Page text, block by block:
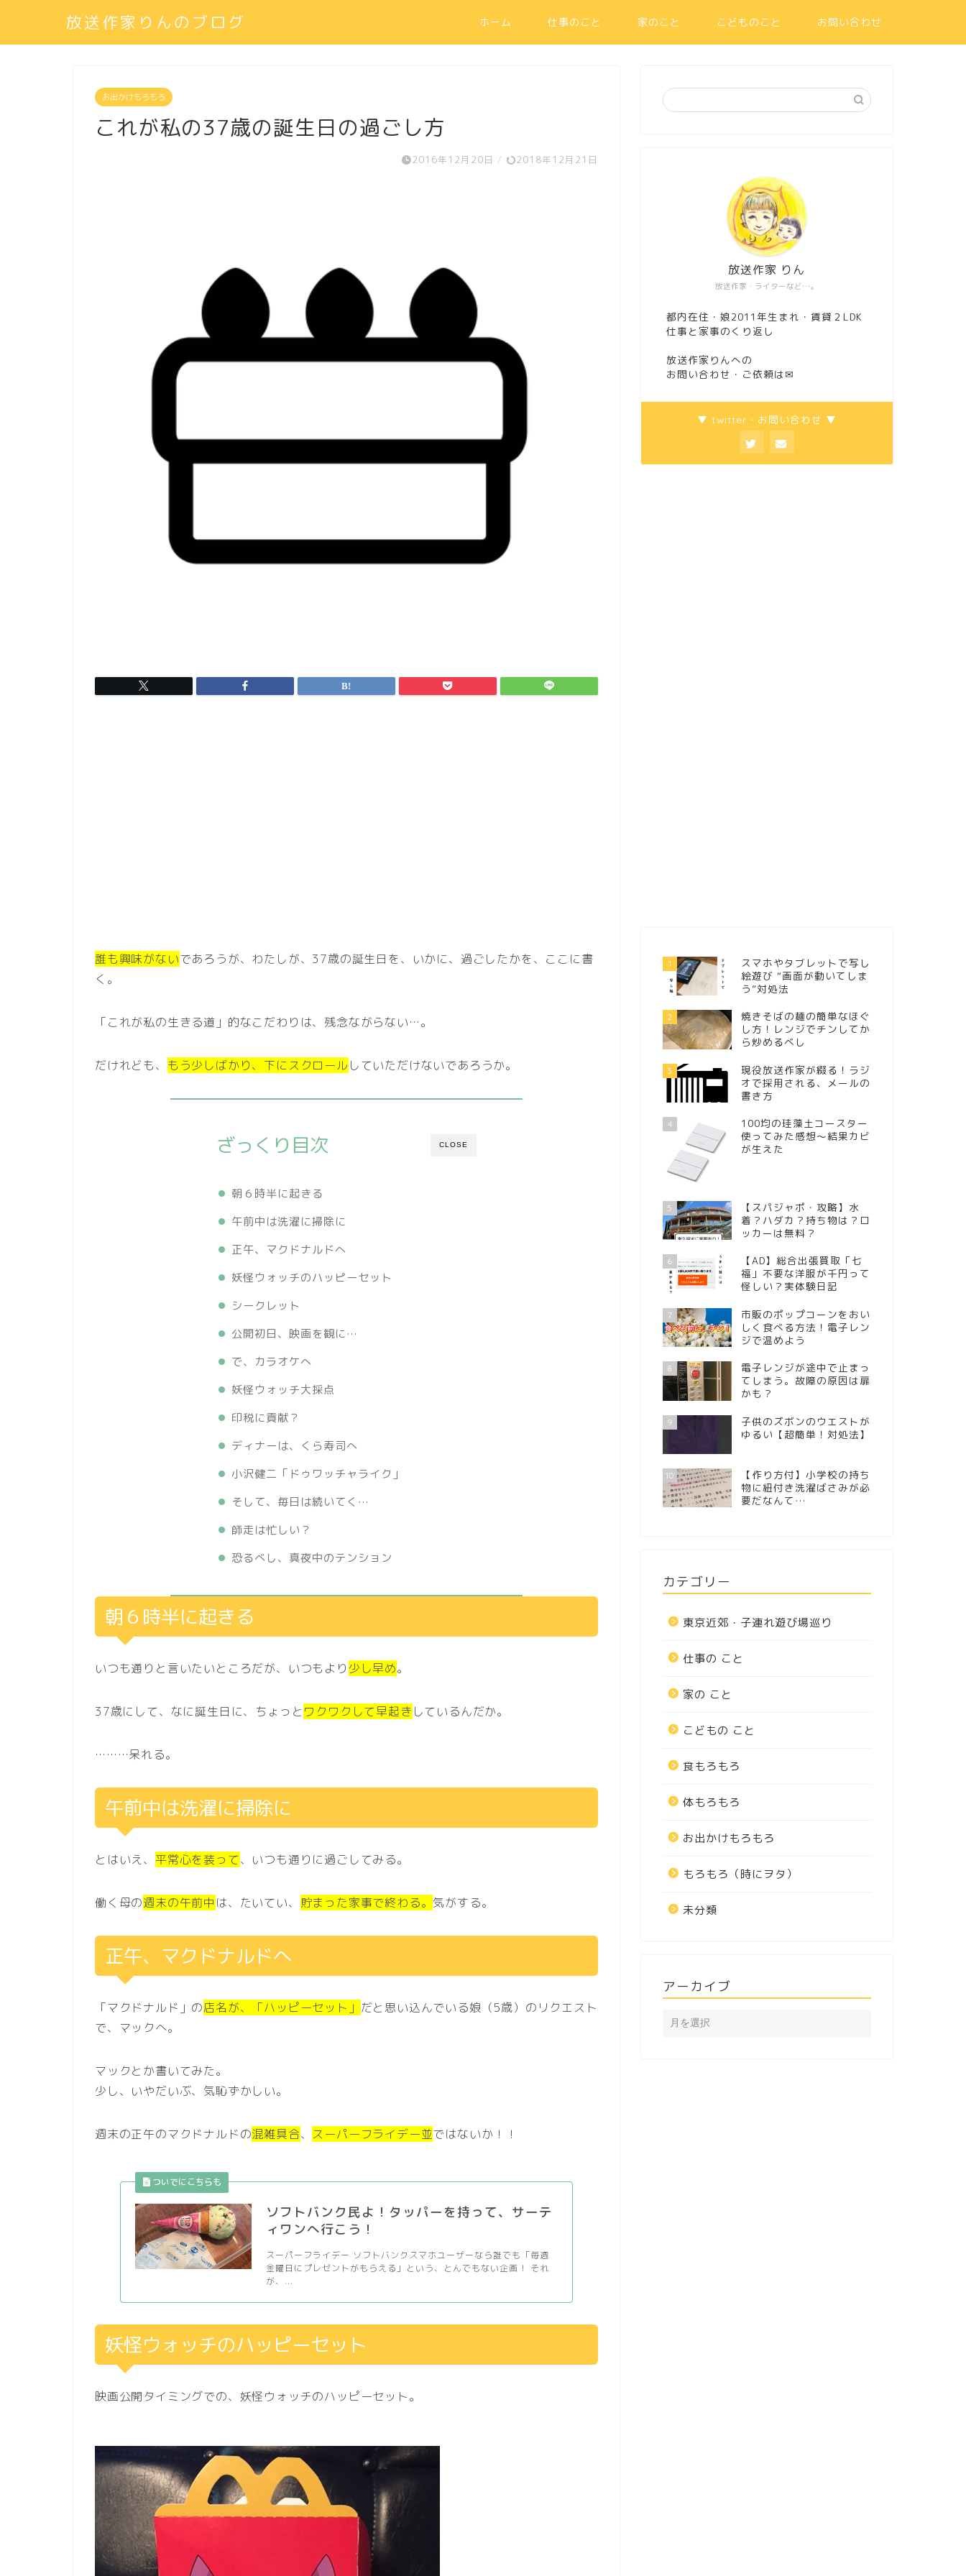
放送作家りんのブログ ホーム 仕事のこと 家のこと こどものこと お問い合わせ
お出かけもろもろ
これが私の37歳の誕生日の過ごし方
2016年12月20日 / 2018年12月21日
誰も興味がないであろうが、わたしが、37歳の誕生日を、いかに、過ごしたかを、ここに書
く。
「これが私の生きる道」的なこだわりは、残念ながらない…。
だけれども、 もう少しばかり、下にスクロール していただけないであろうか。
CLOSE
ざっくり目次
朝６時半に起きる
午前中は洗濯に掃除に
正午、マクドナルドへ
妖怪ウォッチのハッピーセット
シークレット
公開初日、映画を観に…
で、カラオケへ
妖怪ウォッチ大採点
印税に貢献？
ディナーは、くら寿司へ
小沢健二「ドゥワッチャライク」
そして、毎日は続いてく…
師走は忙しい？
恐るべし、真夜中のテンション
朝６時半に起きる
いつも通りと言いたいところだが、いつもより 少し早め。
37歳にして、なに誕生日に、ちょっと ワクワクして早起き しているんだか。
………呆れる。
午前中は洗濯に掃除に
とはいえ、 平常心を装って、いつも通りに過ごしてみる。
働く母の週末の午前中 は、たいてい、 貯まった家事で終わる。 気がする。
正午、マクドナルドへ
「マクドナルド」の店名が、「ハッピーセット」 だと思い込んでいる娘（5歳）のリクエスト
で、マックへ。
マックとか書いてみた。
少し、いやだいぶ、気恥ずかしい。
週末の正午のマクドナルドの混雑具合、 スーパーフライデー並ではないか！！
ソフトバンク民よ！タッパーを持って、サーテ
ィワンへ行こう！
スーパーフライデー ソフトバンクスマホユーザーなら誰でも「毎週
金曜日にプレゼントがもらえる」という、とんでもない企画！ それ
が、...
妖怪ウォッチのハッピーセット
映画公開タイミングでの、妖怪ウォッチのハッピーセット。
放送作家・ライターなど…。
放送作家 りん
都内在住・娘2011年生まれ・賃貸２LDK
仕事と家事のくり返し
放送作家りんへの
お問い合わせ・ご依頼は ✉
▼ twitter・お問い合わせ ▼
1
スマホやタブレットで写し
絵遊び “画面が動いてしま
う”対処法
2
焼きそばの麺の簡単なほぐ
し方！レンジでチンしてか
ら炒めるべし
3
現役放送作家が綴る！ラジ
オで採用される、メールの
書き方
4
100均の珪藻土コースター
使ってみた感想～結果カビ
が生えた
5
【スパジャポ・攻略】水
着？ハダカ？持ち物は？ロ
ッカーは無料？
6
【AD】総合出張買取「七
福」不要な洋服が千円って
怪しい？実体験日記
7
市販のポップコーンをおい
しく食べる方法！電子レン
ジで温めよう
8
電子レンジが途中で止まっ
てしまう。故障の原因は扉
かも？
9
子供のズボンのウエストが
ゆるい【超簡単！対処法】
10
【作り方付】小学校の持ち
物に紐付き洗濯ばさみが必
要だなんて…
カテゴリー
東京近郊・子連れ遊び場巡り
仕事の こと
家の こと
こどもの こと
食もろもろ
体もろもろ
お出かけもろもろ
もろもろ（時にヲタ）
未分類
アーカイブ